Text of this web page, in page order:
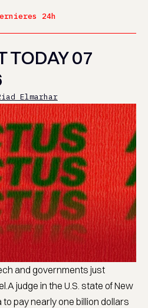
24h
TODAY 07
Elmarhar
and governments just
judge in the U.S. state of New
pay nearly one billion dollars